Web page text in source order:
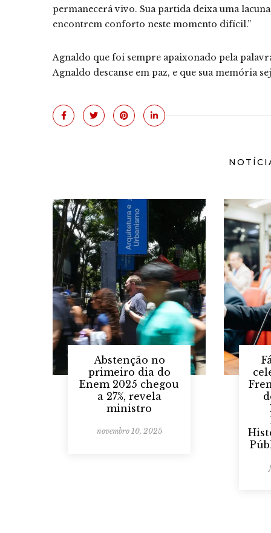
permanecerá vivo. Sua partida deixa uma
encontrem conforto neste momento difícil.”
Agnaldo que foi sempre apaixonado pela
Agnaldo descanse em paz, e que sua memória
Abstenção no
primeiro dia do
Enem 2025 chegou
a 27%, revela
ministro
novembro 10, 2025